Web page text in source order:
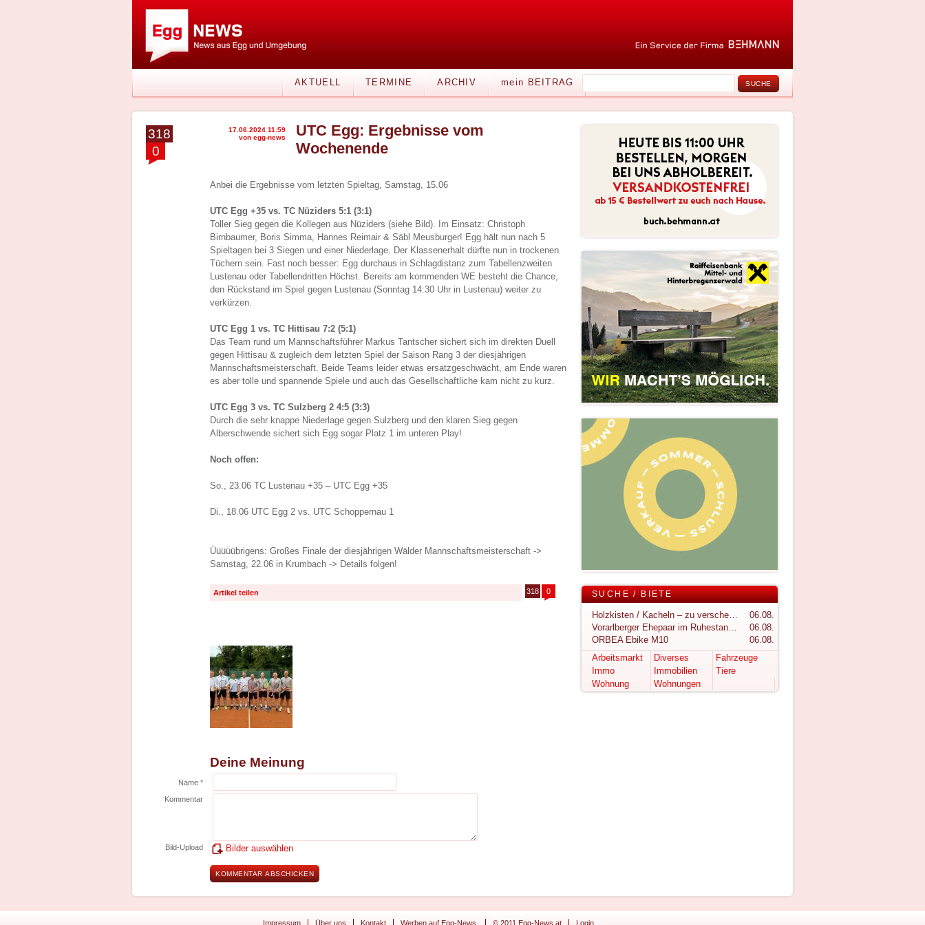
AKTUELL TERMINE ARCHIV mein BEITRAG
318
0
17.06.2024 11:59
von egg-news
UTC Egg: Ergebnisse vom
Wochenende
Anbei die Ergebnisse vom letzten Spieltag, Samstag, 15.06
UTC Egg +35 vs. TC Nüziders 5:1 (3:1)
Toller Sieg gegen die Kollegen aus Nüziders (siehe Bild). Im Einsatz: Christoph
Birnbaumer, Boris Simma, Hannes Reimair & Säbl Meusburger! Egg hält nun nach 5
Spieltagen bei 3 Siegen und einer Niederlage. Der Klassenerhalt dürfte nun in trockenen
Tüchern sein. Fast noch besser: Egg durchaus in Schlagdistanz zum Tabellenzweiten
Lustenau oder Tabellendritten Höchst. Bereits am kommenden WE besteht die Chance,
den Rückstand im Spiel gegen Lustenau (Sonntag 14:30 Uhr in Lustenau) weiter zu
verkürzen.
UTC Egg 1 vs. TC Hittisau 7:2 (5:1)
Das Team rund um Mannschaftsführer Markus Tantscher sichert sich im direkten Duell
gegen Hittisau & zugleich dem letzten Spiel der Saison Rang 3 der diesjährigen
Mannschaftsmeisterschaft. Beide Teams leider etwas ersatzgeschwächt, am Ende waren
es aber tolle und spannende Spiele und auch das Gesellschaftliche kam nicht zu kurz.
UTC Egg 3 vs. TC Sulzberg 2 4:5 (3:3)
Durch die sehr knappe Niederlage gegen Sulzberg und den klaren Sieg gegen
Alberschwende sichert sich Egg sogar Platz 1 im unteren Play!
Noch offen:
So., 23.06 TC Lustenau +35 – UTC Egg +35
Di., 18.06 UTC Egg 2 vs. UTC Schoppernau 1
Üüüüübrigens: Großes Finale der diesjährigen Wälder Mannschaftsmeisterschaft ->
Samstag, 22.06 in Krumbach -> Details folgen!
Artikel teilen 318 0
Deine Meinung
Name *
Kommentar
Bild-Upload Bilder auswählen
SUCHE / BIETE
Holzkisten / Kacheln – zu verschenken
06.08.
Vorarlberger Ehepaar im Ruhestand sucht ruhigen Rückzugsort im Bregenzerwald
06.08.
ORBEA Ebike M10
06.08.
Arbeitsmarkt
Diverses
Fahrzeuge
Immo
Immobilien
Tiere
Wohnung
Wohnungen
Impressum Über uns Kontakt Werben auf Egg-News. © 2011 Egg-News.at Login